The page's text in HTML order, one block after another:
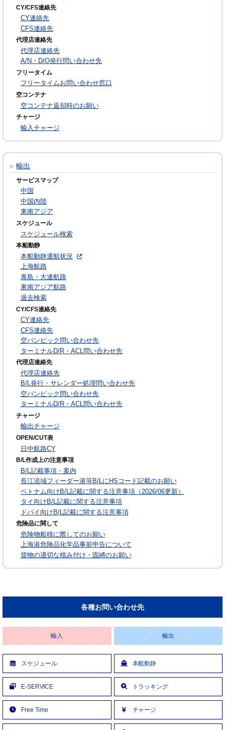
CY/CFS連絡先
CY連絡先
CFS連絡先
代理店連絡先
代理店連絡先
A/N・D/O発行問い合わせ先
フリータイム
フリータイムお問い合わせ窓口
空コンテナ
空コンテナ返却時のお願い
チャージ
輸入チャージ
輸出
サービスマップ
中国
中国内陸
東南アジア
スケジュール
スケジュール検索
本船動静
本船動静運航状況
上海航路
青島・大連航路
東南アジア航路
過去検索
CY/CFS連絡先
CY連絡先
CFS連絡先
空バンピック問い合わせ先
ターミナルD/R・ACL問い合わせ先
代理店連絡先
代理店連絡先
B/L発行・サレンダー処理問い合わせ先
空バンピック問い合わせ先
ターミナルD/R・ACL問い合わせ先
チャージ
輸出チャージ
OPEN/CUT表
日中航路CY
B/L作成上の注意事項
B/L記載事項・案内
長江流域フィーダー港等B/LにHSコード記載のお願い
ベトナム向けB/L記載に関する注意事項（2026/06更新）
タイ向けB/L記載に関する注意事項
ドバイ向けB/L記載に関する注意事項
危険品に関して
危険物船積に際してのお願い
上海港危険品化学品事前申告について
貨物の適切な積み付け・固縛のお願い
各種お問い合わせ先
輸入 輸出
スケジュール 本船動静
E-SERVICE トラッキング
Free Time チャージ